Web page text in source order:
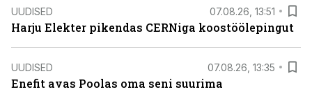
UUDISED 07.08.26, 13:51
Harju Elekter pikendas CERNiga koostöölepingut
UUDISED 07.08.26, 13:35
Enefit avas Poolas oma seni suurima